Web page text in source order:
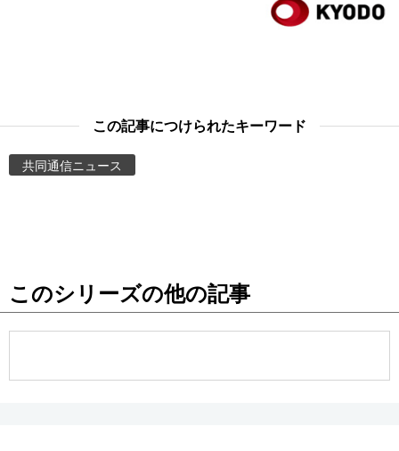
People
この記事につけられたキーワード
共同通信ニュース
このシリーズの他の記事